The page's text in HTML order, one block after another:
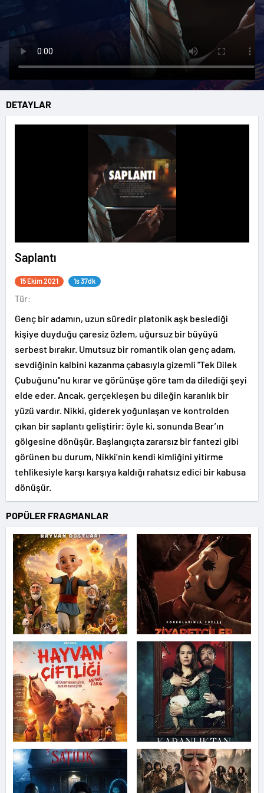
DETAYLAR
Saplantı
15 Ekim 2021 1s 37dk
Tür:
Genç bir adamın, uzun süredir platonik aşk beslediği
kişiye duyduğu çaresiz özlem, uğursuz bir büyüyü
serbest bırakır. Umutsuz bir romantik olan genç adam,
sevdiğinin kalbini kazanma çabasıyla gizemli ''Tek Dilek
Çubuğunu''nu kırar ve görünüşe göre tam da dilediği şeyi
elde eder. Ancak, gerçekleşen bu dileğin karanlık bir
yüzü vardır. Nikki, giderek yoğunlaşan ve kontrolden
çıkan bir saplantı geliştirir; öyle ki, sonunda Bear’ın
gölgesine dönüşür. Başlangıçta zararsız bir fantezi gibi
görünen bu durum, Nikki’nin kendi kimliğini yitirme
tehlikesiyle karşı karşıya kaldığı rahatsız edici bir kabusa
dönüşür.
POPÜLER FRAGMANLAR